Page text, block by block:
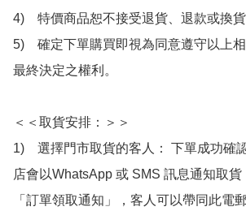
4)　特價商品恕不接受退貨、退款或換
5)　確定下單購買即視為同意遵守以上
最終決定之權利。
＜＜取貨安排：＞＞
1)　選擇門市取貨的客人： 下單成功確
店會以WhatsApp 或 SMS 訊息通知取貨
「訂單領取通知」，客人可以帶同此電